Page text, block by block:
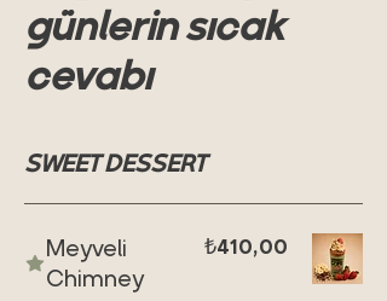
günlerin sıcak
cevabı
SWEET DESSERT
Meyveli
Chimney
₺410,00